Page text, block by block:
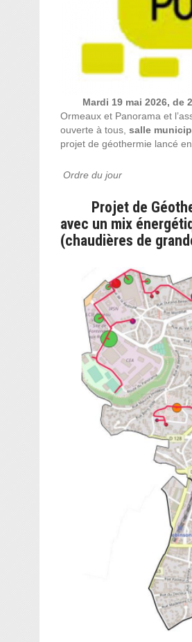
Mardi 19 mai 2026, de
Ormeaux et Panorama et
ouverte à tous, salle
projet de géothermie lancé
Ordre du jour
Projet de
avec un mix
(chaudières de